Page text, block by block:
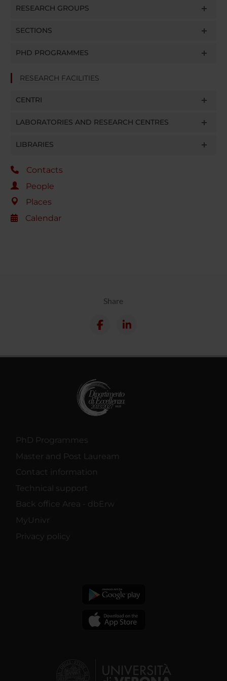
RESEARCH GROUPS
SECTIONS
PHD PROGRAMMES
RESEARCH FACILITIES
CENTRI
LABORATORIES AND RESEARCH CENTRES
LIBRARIES
Contacts
People
Places
Calendar
Share
PhD Programmes
Master and Post Lauream
Contact information
Technical support
Back office Area - dbErw
MyUnivr
Privacy policy